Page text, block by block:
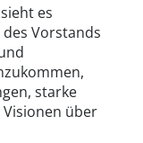
es
Vorstands
starke
über